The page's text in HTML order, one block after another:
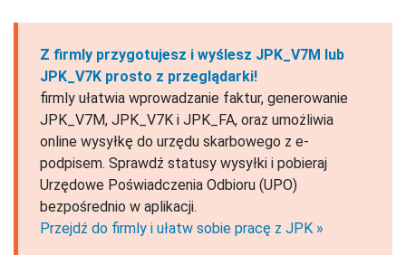
Z firmly przygotujesz i wyślesz JPK_V7M lub
JPK_V7K prosto z przeglądarki!
firmly ułatwia wprowadzanie faktur, generowanie
JPK_V7M, JPK_V7K i JPK_FA, oraz umożliwia
online wysyłkę do urzędu skarbowego z e-
podpisem. Sprawdź statusy wysyłki i pobieraj
Urzędowe Poświadczenia Odbioru (UPO)
bezpośrednio w aplikacji.
Przejdź do firmly i ułatw sobie pracę z JPK »